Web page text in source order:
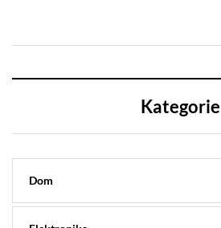
Kategorie
Dom